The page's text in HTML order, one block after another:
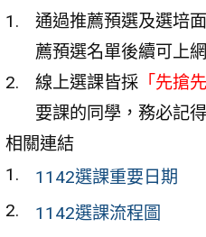
通過推薦預選及選培
薦預選名單後續可上
線上選課皆採「先搶先
要課的同學，務必記
相關連結
1142選課重要日期
1142選課流程圖